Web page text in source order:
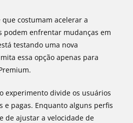
que costumam acelerar a
podem enfrentar mudanças em
testando uma nova
essa opção apenas para
experimento divide os usuários
e pagas. Enquanto alguns perfis
de ajustar a velocidade de